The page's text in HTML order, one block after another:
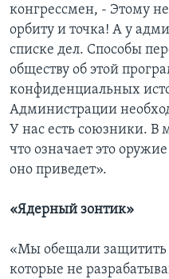
конгрессмен, - Этому
орбиту и точка! А у
списке дел. Способы
обществу об этой
конфиденциальных
Администрации
У нас есть союзники. В
что означает это
оно приведет».
«Ядерный зонтик»
«Мы обещали
которые не